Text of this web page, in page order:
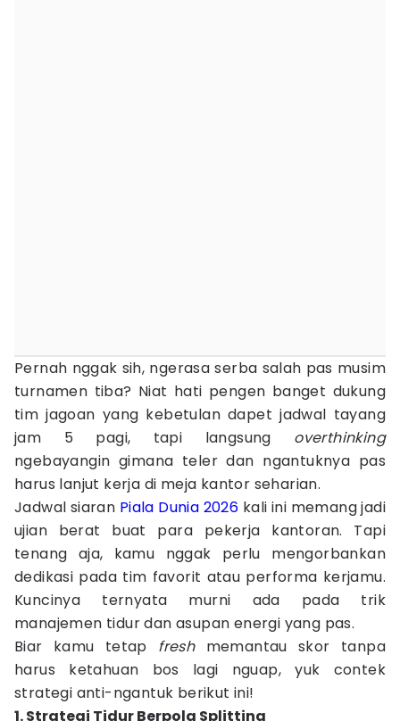
Pernah nggak sih, ngerasa serba salah pas musim
turnamen tiba? Niat hati pengen banget dukung
tim jagoan yang kebetulan dapet jadwal tayang
jam 5 pagi, tapi langsung overthinking
ngebayangin gimana teler dan ngantuknya pas
harus lanjut kerja di meja kantor seharian.
Jadwal siaran Piala Dunia 2026 kali ini memang jadi
ujian berat buat para pekerja kantoran. Tapi
tenang aja, kamu nggak perlu mengorbankan
dedikasi pada tim favorit atau performa kerjamu.
Kuncinya ternyata murni ada pada trik
manajemen tidur dan asupan energi yang pas.
Biar kamu tetap freshmemantau skor tanpa
harus ketahuan bos lagi nguap, yuk contek
strategi anti-ngantuk berikut ini!
1. Strategi Tidur Berpola Splitting